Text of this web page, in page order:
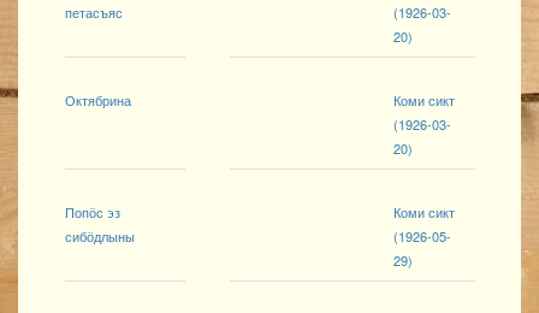
петасъяс
(1926-03-
20)
Октябрина
Коми сикт
(1926-03-
20)
Попӧс эз
сибӧдлыны
Коми сикт
(1926-05-
29)